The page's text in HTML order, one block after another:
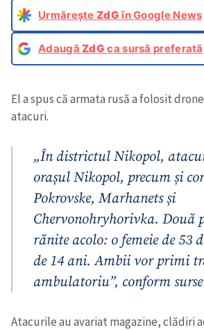
Urmărește ZdGîn Google News
AdaugăZdG ca sursă preferată
El a spus că armata rusă a folosit
atacuri.
„În districtul Nikopol,
orașul Nikopol, precum și
Pokrovske, Marhanets și
Chervonohryhorivka. Două
rănite acolo: o femeie de 53
de 14 ani. Ambii vor primi
ambulatoriu”, conform
Atacurile au avariat magazine, clădiri